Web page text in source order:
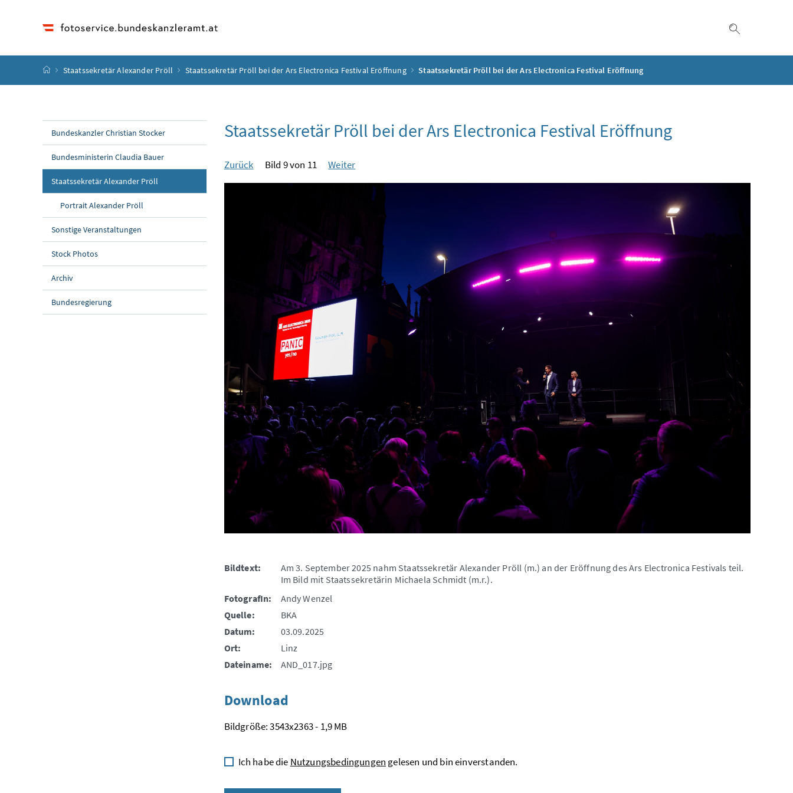
Startseite
Staatssekretär Alexander Pröll Staatssekretär Pröll bei der Ars Electronica Festival Eröffnung Staatssekretär Pröll bei der Ars Electronica Festival Eröffnung
Bundeskanzler Christian Stocker
Bundesministerin Claudia Bauer
Staatssekretär Alexander Pröll
Portrait Alexander Pröll
Sonstige Veranstaltungen
Stock Photos
Archiv
Bundesregierung
Staatssekretär Pröll bei der Ars Electronica Festival Eröffnung
Zurück Bild 9 von 11 Weiter
Bildtext:
Am 3. September 2025 nahm Staatssekretär Alexander Pröll (m.) an der Eröffnung des Ars Electronica Festivals teil.
Im Bild mit Staatssekretärin Michaela Schmidt (m.r.).
FotografIn:
Andy Wenzel
Quelle:
BKA
Datum:
03.09.2025
Ort:
Linz
Dateiname:
AND_017.jpg
Download
Bildgröße: 3543x2363 - 1,9 MB
Ich habe die Nutzungsbedingungen gelesen und bin einverstanden.